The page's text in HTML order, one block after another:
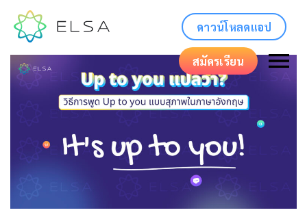
ดาวน์โหลดแอป
สมัครเรียน